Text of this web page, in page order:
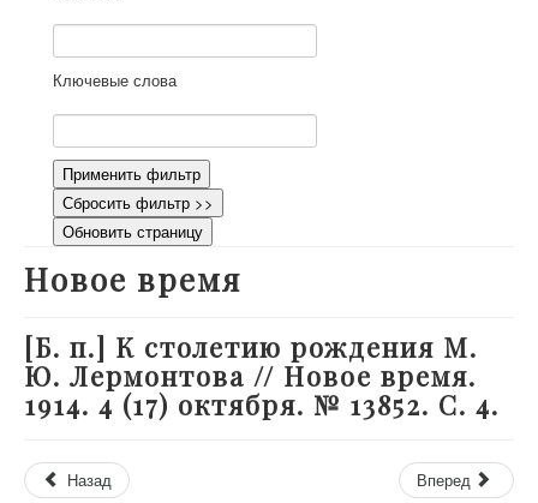
Как работать с сайтом
Контакты
Ключевые слова
Применить фильтр
Сбросить фильтр >>
Обновить страницу
Новое время
[Б. п.] К столетию рождения М.
Ю. Лермонтова // Новое время.
1914. 4 (17) октября. № 13852. С. 4.
Назад Вперед